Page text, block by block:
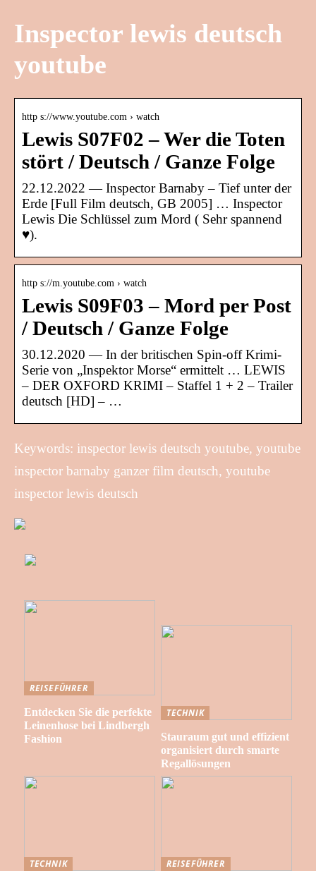
Inspector lewis deutsch
youtube
http s://www.youtube.com › watch
Lewis S07F02 – Wer die Toten
stört / Deutsch / Ganze Folge
22.12.2022 — Inspector Barnaby – Tief unter der
Erde [Full Film deutsch, GB 2005] … Inspector
Lewis Die Schlüssel zum Mord ( Sehr spannend
♥).
http s://m.youtube.com › watch
Lewis S09F03 – Mord per Post
/ Deutsch / Ganze Folge
30.12.2020 — In der britischen Spin-off Krimi-
Serie von „Inspektor Morse“ ermittelt … LEWIS
– DER OXFORD KRIMI – Staffel 1 + 2 – Trailer
deutsch [HD] – …
Keywords: inspector lewis deutsch youtube, youtube
inspector barnaby ganzer film deutsch, youtube
inspector lewis deutsch
REISEFÜHRER
Entdecken Sie die perfekte
Leinenhose bei Lindbergh
Fashion
TECHNIK
Stauraum gut und effizient
organisiert durch smarte
Regallösungen
TECHNIK REISEFÜHRER